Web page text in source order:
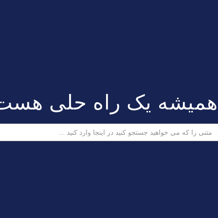
همیشه یک راه حلی
جستجو
برای: